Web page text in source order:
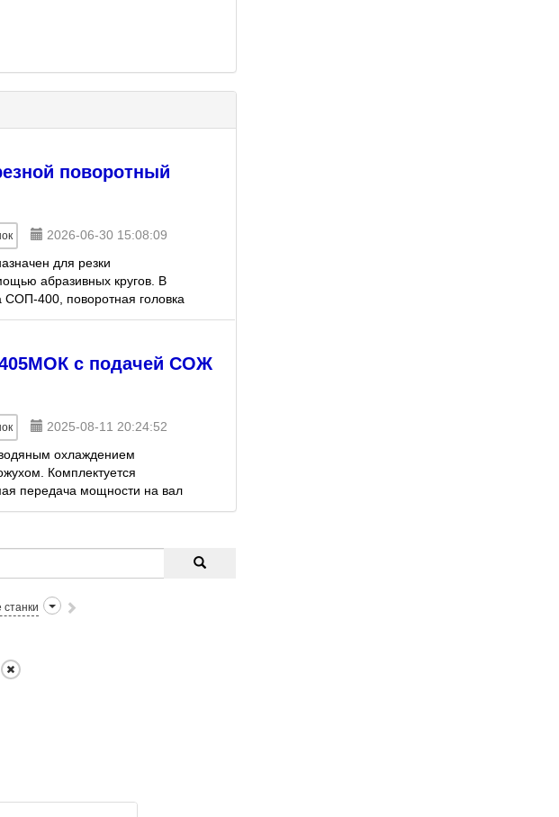
поворотный
2026-06-30 15:08:09
для резки
абразивных кругов. В
СОП-400, поворотная головка
угол,
с подачей СОЖ
2025-08-11 20:24:52
охлаждением
Комплектуется
передача мощности на вал
ребрами